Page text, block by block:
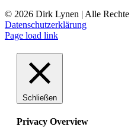
© 2026 Dirk Lynen | Alle Rechte
Datenschutzerklärung
Page load link
Schließen
Privacy Overview